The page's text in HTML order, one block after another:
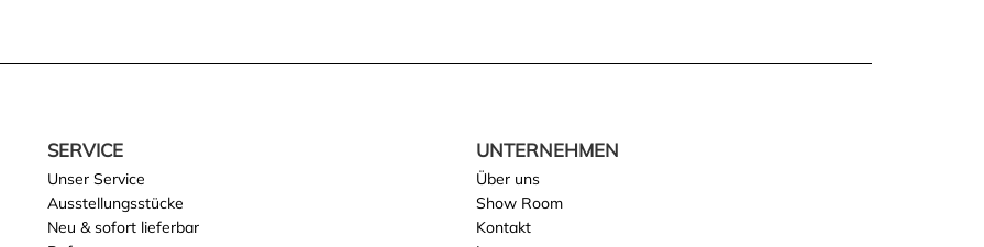
SERVICE
Unser Service
Ausstellungsstücke
Neu & sofort lieferbar
UNTERNEHMEN
Über uns
Show Room
Kontakt